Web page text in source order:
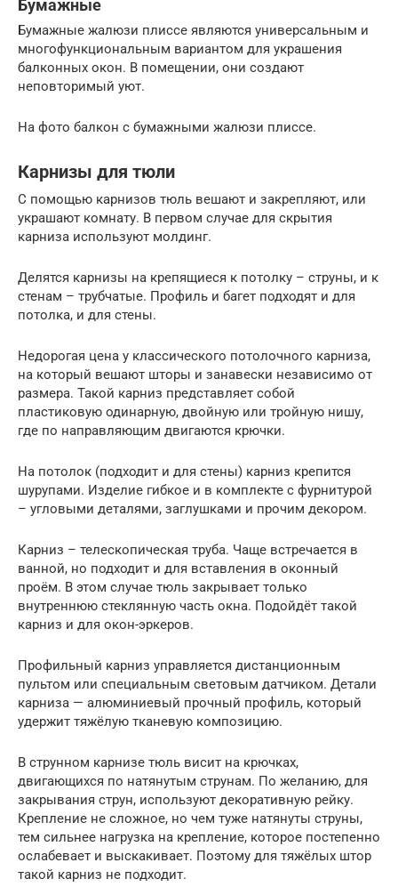
Бумажные
Бумажные жалюзи плиссе являются универсальным и
многофункциональным вариантом для украшения
балконных окон. В помещении, они создают
неповторимый уют.
На фото балкон с бумажными жалюзи плиссе.
Карнизы для тюли
С помощью карнизов тюль вешают и закрепляют, или
украшают комнату. В первом случае для скрытия
карниза используют молдинг.
Делятся карнизы на крепящиеся к потолку – струны, и к
стенам – трубчатые. Профиль и багет подходят и для
потолка, и для стены.
Недорогая цена у классического потолочного карниза,
на который вешают шторы и занавески независимо от
размера. Такой карниз представляет собой
пластиковую одинарную, двойную или тройную нишу,
где по направляющим двигаются крючки.
На потолок (подходит и для стены) карниз крепится
шурупами. Изделие гибкое и в комплекте с фурнитурой
– угловыми деталями, заглушками и прочим декором.
Карниз – телескопическая труба. Чаще встречается в
ванной, но подходит и для вставления в оконный
проём. В этом случае тюль закрывает только
внутреннюю стеклянную часть окна. Подойдёт такой
карниз и для окон-эркеров.
Профильный карниз управляется дистанционным
пультом или специальным световым датчиком. Детали
карниза — алюминиевый прочный профиль, который
удержит тяжёлую тканевую композицию.
В струнном карнизе тюль висит на крючках,
двигающихся по натянутым струнам. По желанию, для
закрывания струн, используют декоративную рейку.
Крепление не сложное, но чем туже натянуты струны,
тем сильнее нагрузка на крепление, которое постепенно
ослабевает и выскакивает. Поэтому для тяжёлых штор
такой карниз не подходит.